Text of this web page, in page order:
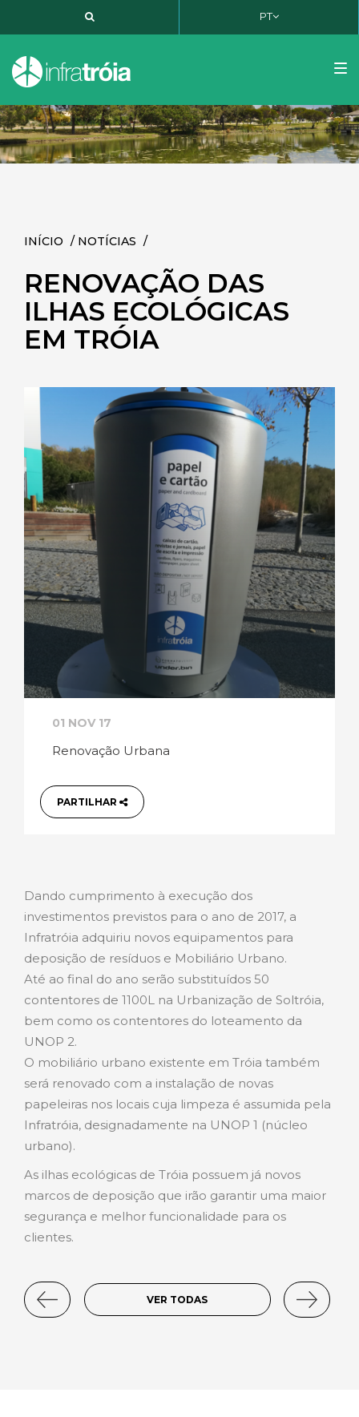
PT
INÍCIO / NOTÍCIAS /
RENOVAÇÃO DAS
ILHAS ECOLÓGICAS
EM TRÓIA
01 NOV 17
Renovação Urbana
PARTILHAR
Dando cumprimento à execução dos
investimentos previstos para o ano de 2017, a
Infratróia adquiriu novos equipamentos para
deposição de resíduos e Mobiliário Urbano.
Até ao final do ano serão substituídos 50
contentores de 1100L na Urbanização de Soltróia,
bem como os contentores do loteamento da
UNOP 2.
O mobiliário urbano existente em Tróia também
será renovado com a instalação de novas
papeleiras nos locais cuja limpeza é assumida pela
Infratróia, designadamente na UNOP 1 (núcleo
urbano).
As ilhas ecológicas de Tróia possuem já novos
marcos de deposição que irão garantir uma maior
segurança e melhor funcionalidade para os
clientes.
VER TODAS